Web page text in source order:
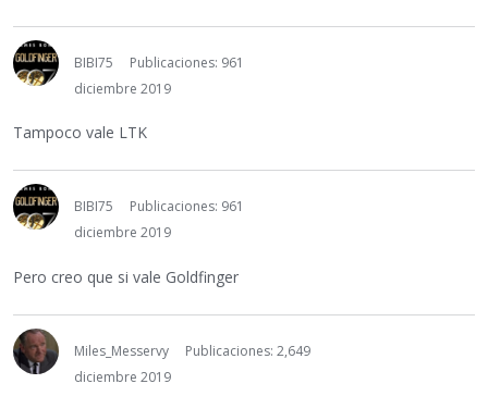
BIBI75
Publicaciones: 961
diciembre 2019
Tampoco vale LTK
BIBI75
Publicaciones: 961
diciembre 2019
Pero creo que si vale Goldfinger
Miles_Messervy
Publicaciones: 2,649
diciembre 2019